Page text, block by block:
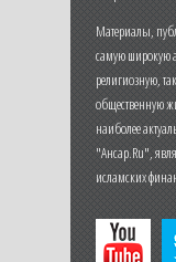
Материалы,
самую широкую
религиозную,
общественную
наиболее
"Ансар.Ru",
исламских